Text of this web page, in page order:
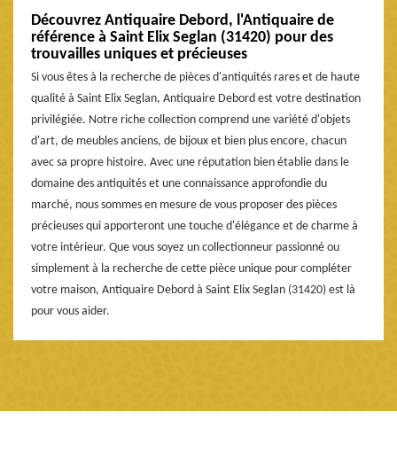
Découvrez Antiquaire Debord, l'Antiquaire de
référence à Saint Elix Seglan (31420) pour des
trouvailles uniques et précieuses
Si vous êtes à la recherche de pièces d'antiquités rares et de haute
qualité à Saint Elix Seglan, Antiquaire Debord est votre destination
privilégiée. Notre riche collection comprend une variété d'objets
d'art, de meubles anciens, de bijoux et bien plus encore, chacun
avec sa propre histoire. Avec une réputation bien établie dans le
domaine des antiquités et une connaissance approfondie du
marché, nous sommes en mesure de vous proposer des pièces
précieuses qui apporteront une touche d'élégance et de charme à
votre intérieur. Que vous soyez un collectionneur passionné ou
simplement à la recherche de cette pièce unique pour compléter
votre maison, Antiquaire Debord à Saint Elix Seglan (31420) est là
pour vous aider.